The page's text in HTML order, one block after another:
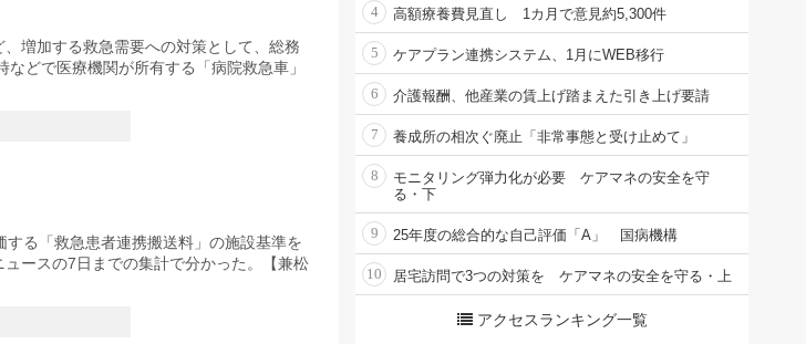
増加する救急需要への対策として、総務
どで医療機関が所有する「病院救急車」
る「救急患者連携搬送料」の施設基準を
ースの7日までの集計で分かった。【兼松
4 高額療養費見直し 1カ月で意見約5,300件
5 ケアプラン連携システム、1月にWEB移行
6 介護報酬、他産業の賃上げ踏まえた引き上げ要請
7 養成所の相次ぐ廃止「非常事態と受け止めて」
8
モニタリング弾力化が必要 ケアマネの安全を守
る・下
9 25年度の総合的な自己評価「A」 国病機構
10 居宅訪問で3つの対策を ケアマネの安全を守る・上
アクセスランキング一覧